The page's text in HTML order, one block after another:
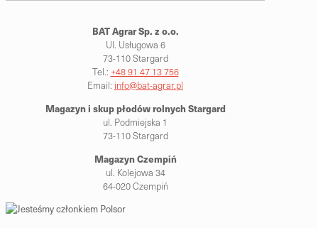
BAT Agrar Sp. z o.o.
Ul. Usługowa 6
73-110 Stargard
Tel.: +48 91 47 13 756
Email: info@bat-agrar.pl
Magazyn i skup płodów rolnychStargard
ul. Podmiejska 1
73-110 Stargard
Magazyn Czempiń
ul. Kolejowa 34
64-020 Czempiń